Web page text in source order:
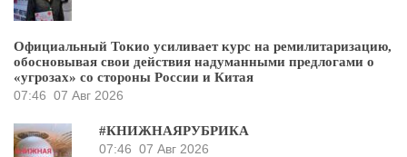
Официальный Токио усиливает курс на ремилитаризацию,
обосновывая свои действия надуманными предлогами о
«угрозах» со стороны России и Китая
07:46 07 Авг 2026
#КНИЖНАЯРУБРИКА
07:46 07 Авг 2026